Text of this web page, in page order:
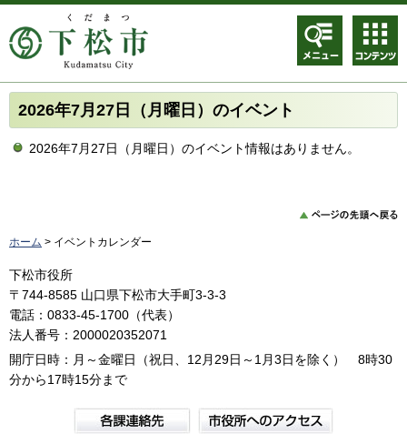
メニュ
ー
コンテ
ンツメ
ニュー
2026年7月27日（月曜日）のイベント
2026年7月27日（月曜日）のイベント情報はありません。
ホーム > イベントカレンダー
下松市役所
〒744-8585 山口県下松市大手町3-3-3
電話：0833-45-1700（代表）
法人番号：2000020352071
開庁日時：月～金曜日（祝日、12月29日～1月3日を除く） 8時30
分から17時15分まで